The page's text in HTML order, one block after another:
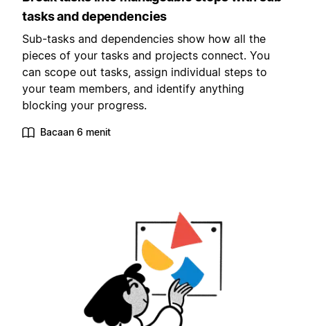
tasks and dependencies
Sub-tasks and dependencies show how all the
pieces of your tasks and projects connect. You
can scope out tasks, assign individual steps to
your team members, and identify anything
blocking your progress.
Bacaan 6 menit